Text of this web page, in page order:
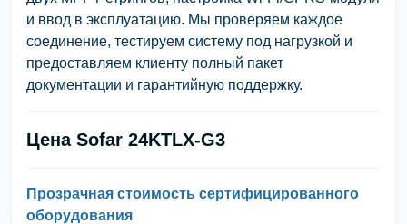
и ввод в эксплуатацию. Мы проверяем каждое
соединение, тестируем систему под нагрузкой и
предоставляем клиенту полный пакет
документации и гарантийную поддержку.
Цена Sofar 24KTLX-G3
Прозрачная стоимость сертифицированного
оборудования